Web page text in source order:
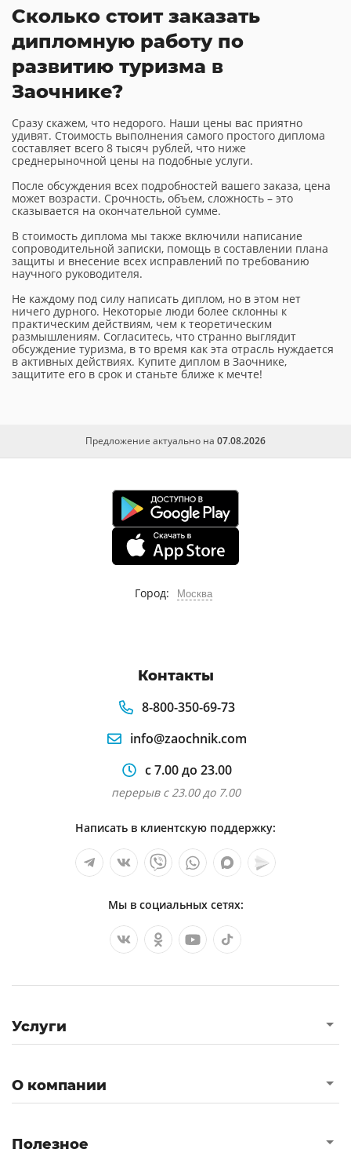
Сколько стоит заказать
дипломную работу по
развитию туризма в
Заочнике?
Сразу скажем, что недорого. Наши цены вас приятно
удивят. Стоимость выполнения самого простого диплома
составляет всего 8 тысяч рублей, что ниже
среднерыночной цены на подобные услуги.
После обсуждения всех подробностей вашего заказа, цена
может возрасти. Срочность, объем, сложность – это
сказывается на окончательной сумме.
В стоимость диплома мы также включили написание
сопроводительной записки, помощь в составлении плана
защиты и внесение всех исправлений по требованию
научного руководителя.
Не каждому под силу написать диплом, но в этом нет
ничего дурного. Некоторые люди более склонны к
практическим действиям, чем к теоретическим
размышлениям. Согласитесь, что странно выглядит
обсуждение туризма, в то время как эта отрасль нуждается
в активных действиях. Купите диплом в Заочнике,
защитите его в срок и станьте ближе к мечте!
Предложение актуально на 07.08.2026
Город: Москва
Контакты
8-800-350-69-73
info@zaochnik.com
с 7.00 до 23.00
перерыв с 23.00 до 7.00
Написать в клиентскую поддержку:
Мы в социальных сетях:
Услуги
О компании
Полезное